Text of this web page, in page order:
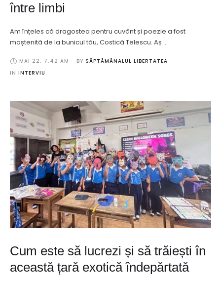
între limbi
Am înțeles că dragostea pentru cuvânt și poezie a fost
moștenită de la bunicul tău, Costică Telescu. Aș …
MAI 22, 7:42 AM BY SĂPTĂMÂNALUL LIBERTATEA
IN INTERVIU
Cum este să lucrezi și să trăiești în
această țară exotică îndepărtată